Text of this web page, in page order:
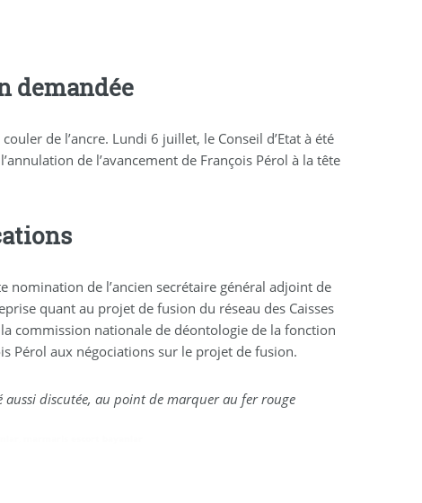
demandée
de l’ancre. Lundi 6 juillet, le Conseil d’Etat à été
de l’avancement de François Pérol à la tête
nomination de l’ancien secrétaire général adjoint de
quant au projet de fusion du réseau des Caisses
la commission nationale de déontologie de la fonction
Pérol aux négociations sur le projet de fusion.
aussi discutée, au point de marquer au fer rouge